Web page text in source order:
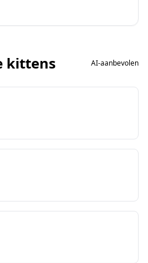
kittens AI-aanbevolen